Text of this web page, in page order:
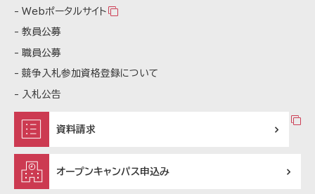
Webポータルサイト
教員公募
職員公募
競争入札参加資格登録について
入札公告
資料請求
オープンキャンパス申込み